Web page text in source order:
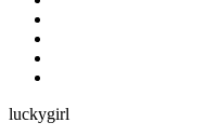
luckygirl